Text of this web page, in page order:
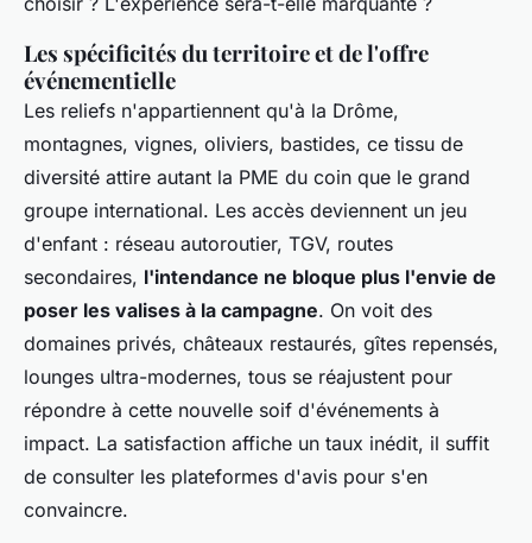
Les spécificités du territoire et de l'offre
événementielle
Les reliefs n'appartiennent qu'à la Drôme,
montagnes, vignes, oliviers, bastides, ce tissu de
diversité attire autant la PME du coin que le grand
groupe international. Les accès deviennent un jeu
d'enfant : réseau autoroutier, TGV, routes
secondaires, l'intendance ne bloque plus l'envie de
poser les valises à la campagne. On voit des
domaines privés, châteaux restaurés, gîtes repensés,
lounges ultra-modernes, tous se réajustent pour
répondre à cette nouvelle soif d'événements à
impact. La satisfaction affiche un taux inédit, il suffit
de consulter les plateformes d'avis pour s'en
convaincre.